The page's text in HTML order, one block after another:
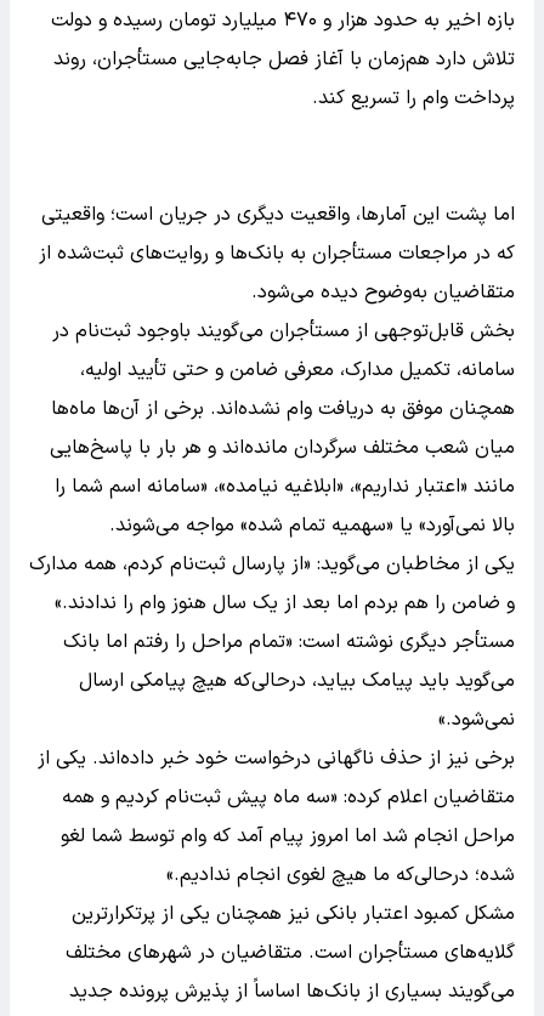
بازه اخیر به حدود هزار و ۴۷۰ میلیارد تومان رسیده و دولت
تلاش دارد هم‌زمان با آغاز فصل جابه‌جایی مستأجران، روند
پرداخت وام را تسریع کند.
اما پشت این آمارها، واقعیت دیگری در جریان است؛ واقعیتی
که در مراجعات مستأجران به بانک‌ها و روایت‌های ثبت‌شده از
متقاضیان به‌وضوح دیده می‌شود.
بخش قابل‌توجهی از مستأجران می‌گویند باوجود ثبت‌نام در
سامانه، تکمیل مدارک، معرفی ضامن و حتی تأیید اولیه،
همچنان موفق به دریافت وام نشده‌اند. برخی از آن‌ها ماه‌ها
میان شعب مختلف سرگردان مانده‌اند و هر بار با پاسخ‌هایی
مانند «اعتبار نداریم»، «ابلاغیه نیامده»، «سامانه اسم شما را
بالا نمی‌آورد» یا «سهمیه تمام شده» مواجه می‌شوند.
یکی از مخاطبان می‌گوید: «از پارسال ثبت‌نام کردم، همه مدارک
و ضامن را هم بردم اما بعد از یک سال هنوز وام را ندادند.»
مستأجر دیگری نوشته است: «تمام مراحل را رفتم اما بانک
می‌گوید باید پیامک بیاید، درحالی‌که هیچ پیامکی ارسال
نمی‌شود.»
برخی نیز از حذف ناگهانی درخواست خود خبر داده‌اند. یکی از
متقاضیان اعلام کرده: «سه ماه پیش ثبت‌نام کردیم و همه
مراحل انجام شد اما امروز پیام آمد که وام توسط شما لغو
شده؛ درحالی‌که ما هیچ لغوی انجام ندادیم.»
مشکل کمبود اعتبار بانکی نیز همچنان یکی از پرتکرارترین
گلایه‌های مستأجران است. متقاضیان در شهرهای مختلف
می‌گویند بسیاری از بانک‌ها اساساً از پذیرش پرونده جدید